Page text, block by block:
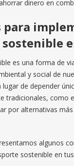
dinero en
para
es una forma de
y social de
lugar de depender
tradicionales, como
por alternativas
algunos
sostenible en